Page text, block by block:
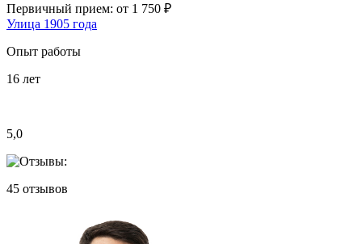
Первичный прием: от 1 750 ₽
Улица 1905 года
Опыт работы
16 лет
5,0
45 отзывов